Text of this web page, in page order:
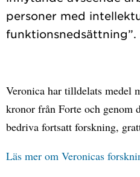
personer med
Veronica har tilldelats medel
kronor från Forte och genom
bedriva fortsatt forskning,
Läs mer om Veronicas